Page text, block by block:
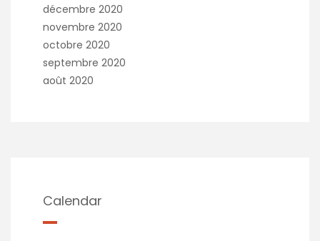
décembre 2020
novembre 2020
octobre 2020
septembre 2020
août 2020
Calendar